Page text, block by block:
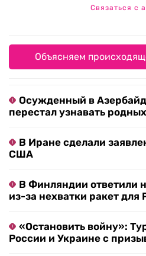
Связаться с
Объясняем
Осужденный в
перестал узнавать родных
В Иране сделали
США
В Финляндии ответили
из-за нехватки ракет для
«Остановить войну»:
России и Украине с